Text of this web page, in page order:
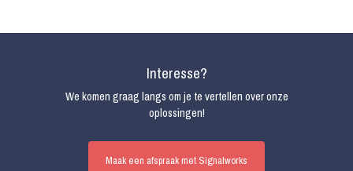
Interesse?
We komen graag langs om je te vertellen over onze
oplossingen!
Maak een afspraak met Signalworks